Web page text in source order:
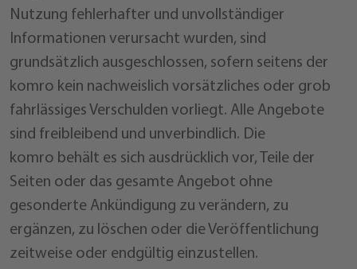
Nutzung fehlerhafter und unvollständiger
Informationen verursacht wurden, sind
grundsätzlich ausgeschlossen, sofern seitens der
komro kein nachweislich vorsätzliches oder grob
fahrlässiges Verschulden vorliegt. Alle Angebote
sind freibleibend und unverbindlich. Die
komro behält es sich ausdrücklich vor, Teile der
Seiten oder das gesamte Angebot ohne
gesonderte Ankündigung zu verändern, zu
ergänzen, zu löschen oder die Veröffentlichung
zeitweise oder endgültig einzustellen.